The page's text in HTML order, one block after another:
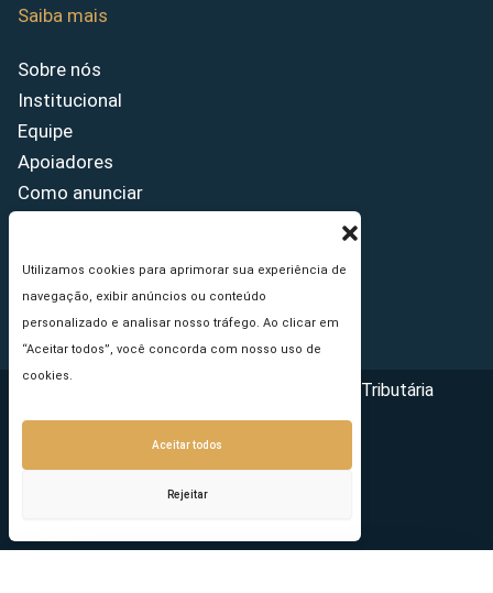
Utilizamos cookies para aprimorar sua experiência de
navegação, exibir anúncios ou conteúdo
personalizado e analisar nosso tráfego. Ao clicar em
“Aceitar todos”, você concorda com nosso uso de
cookies.
Aceitar todos
Rejeitar
Saiba mais
Sobre nós
Institucional
Equipe
Apoiadores
Como anunciar
Princípios Editoriais
Copyright © 2026 - Portal da Reforma Tributária